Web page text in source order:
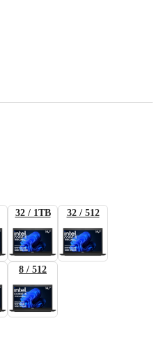
32 / 1TB 32 / 512
8 / 512